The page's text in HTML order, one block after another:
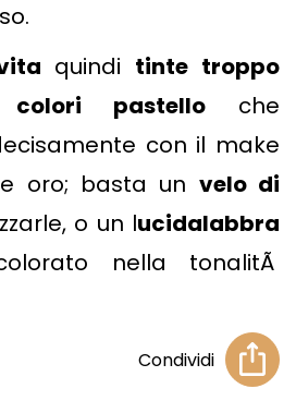
quindi tinte troppo
colori pastelloche
con il make
oro; basta un velo di
o un lucidalabbra
nella tonalitÃ
Condividi